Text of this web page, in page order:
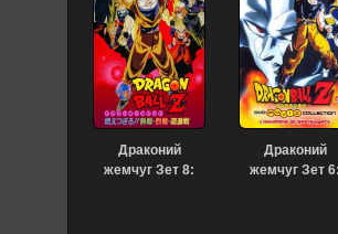
Драконий
жемчуг Зет 8:
Драконий
жемчуг Зет 6: